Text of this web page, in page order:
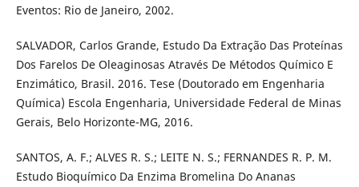
Eventos: Rio de Janeiro, 2002.
SALVADOR, Carlos Grande, Estudo Da Extração Das Proteínas
Dos Farelos De Oleaginosas Através De Métodos Químico E
Enzimático, Brasil. 2016. Tese (Doutorado em Engenharia
Química) Escola Engenharia, Universidade Federal de Minas
Gerais, Belo Horizonte-MG, 2016.
SANTOS, A. F.; ALVES R. S.; LEITE N. S.; FERNANDES R. P. M.
Estudo Bioquímico Da Enzima Bromelina Do Ananas